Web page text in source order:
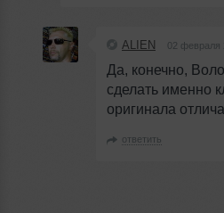
ALIEN 02 февраля
Да, конечно,
сделать именно
оригинала
ответить